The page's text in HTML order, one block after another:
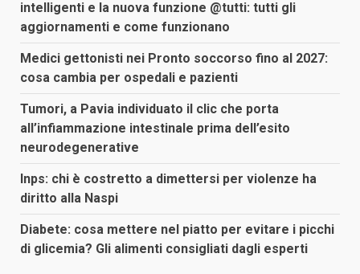
intelligenti e la nuova funzione @tutti: tutti gli
aggiornamenti e come funzionano
Medici gettonisti nei Pronto soccorso fino al 2027:
cosa cambia per ospedali e pazienti
Tumori, a Pavia individuato il clic che porta
all’infiammazione intestinale prima dell’esito
neurodegenerative
Inps: chi è costretto a dimettersi per violenze ha
diritto alla Naspi
Diabete: cosa mettere nel piatto per evitare i picchi
di glicemia? Gli alimenti consigliati dagli esperti